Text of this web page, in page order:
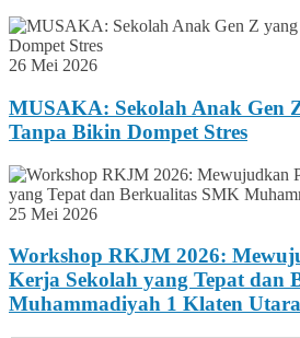
26 Mei 2026
MUSAKA: Sekolah Anak Gen
Tanpa Bikin Dompet Stres
25 Mei 2026
Workshop RKJM 2026:
Kerja Sekolah yang Tepat dan
Muhammadiyah 1 Klaten Utara